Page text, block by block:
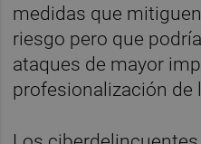
medidas que
riesgo pero que
ataques de mayor
profesionalización de